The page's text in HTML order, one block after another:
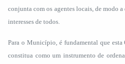
conjunta com os agentes locais, de modo
interesses de todos.
Para o Município, é fundamental que esta
constitua como um instrumento de